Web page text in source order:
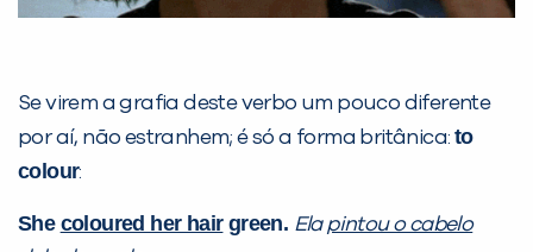
Se virem a grafia deste verbo um pouco diferente
por aí, não estranhem; é só a forma britânica: to
colour:
She coloured her hairgreen. Elapintou o cabelo